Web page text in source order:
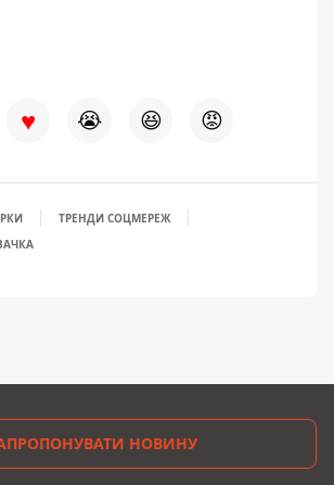
♥ 😭 😆 😡
ТРЕНДИ СОЦМЕРЕЖ
НОВИНУ